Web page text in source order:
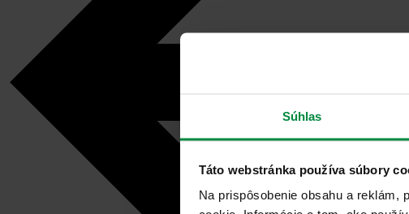
Súhlas
Táto webstránka používa súbory
Na prispôsobenie obsahu a